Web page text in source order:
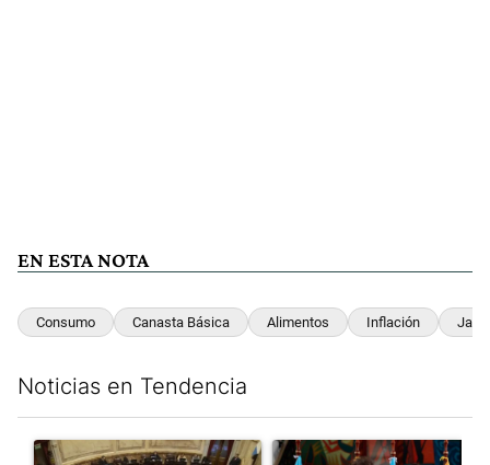
EN ESTA NOTA
Consumo Canasta Básica Alimentos Inflación
Noticias en Tendencia
Un artículo de tendencia con el título "El Senado dio media
Un artículo de tendencia con